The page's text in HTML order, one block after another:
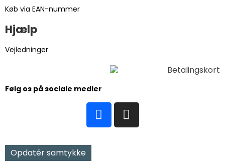
Køb via EAN-nummer
Hjælp
Vejledninger
Følg os på sociale medier
Opdatér samtykke